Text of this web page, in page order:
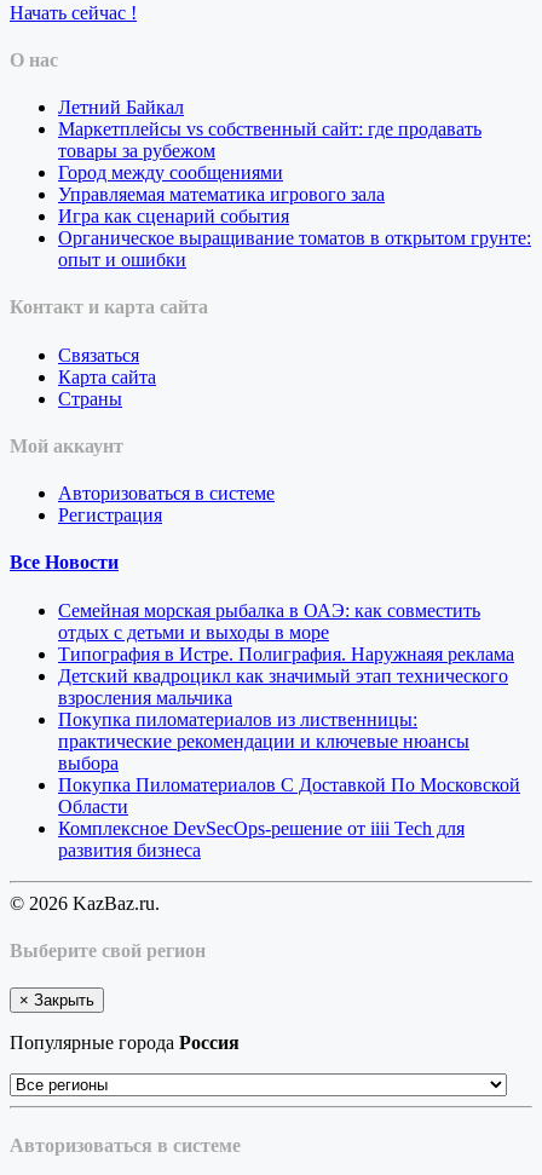
Начать сейчас !
О нас
Летний Байкал
Маркетплейсы vs собственный сайт: где продавать
товары за рубежом
Город между сообщениями
Управляемая математика игрового зала
Игра как сценарий события
Органическое выращивание томатов в открытом грунте:
опыт и ошибки
Контакт и карта сайта
Связаться
Карта сайта
Страны
Мой аккаунт
Авторизоваться в системе
Регистрация
Все Новости
Семейная морская рыбалка в ОАЭ: как совместить
отдых с детьми и выходы в море
Типография в Истре. Полиграфия. Наружнаяя реклама
Детский квадроцикл как значимый этап технического
взросления мальчика
Покупка пиломатериалов из лиственницы:
практические рекомендации и ключевые нюансы
выбора
Покупка Пиломатериалов С Доставкой По Московской
Области
Комплексное DevSecOps-решение от iiii Tech для
развития бизнеса
© 2026 KazBaz.ru.
Выберите свой регион
× Закрыть
Популярные города Россия
Авторизоваться в системе